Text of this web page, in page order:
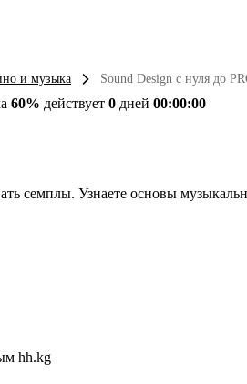
и музыка Sound Design с нуля до
60% действует 0 дней 00:00:00
семплы. Узнаете основы
hh.kg